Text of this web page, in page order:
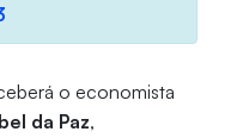
o economista
da Paz,